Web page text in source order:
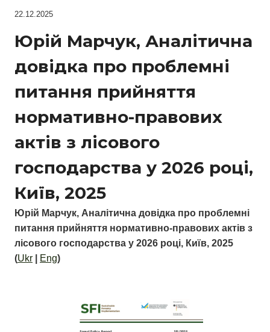
Юрій Марчук, Аналітична довідка про проблемні
питання прийняття нормативно-правових актів з
лісового господарства у 2026 році, Київ, 2025
(Ukr Eng)
Юрій Марчук, Аналітична
довідка про проблемні
питання прийняття
нормативно-правових
актів з лісового
господарства у 2026 році,
Київ, 2025
22.12.2025